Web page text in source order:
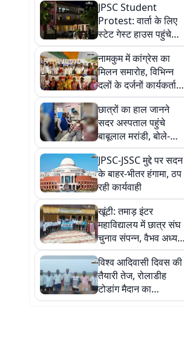
JPSC Student
Protest: वार्ता के लिए
स्टेट गेस्ट हाउस पहुंचे
छात्र, सरकार के साथ
बातचीत शुरू
नामकुम में कांग्रेस का
मिलन समारोह, विभिन्न
दलों के दर्जनों कार्यकर्ता
पार्टी में शामिल
छात्रों का हाल जानने
सदर अस्पताल पहुंचे
बाबूलाल मरांडी, बोले-
अभी जान नहीं देना, लंबी
लड़ाई लड़नी है
JPSC-JSSC मुद्दे पर सदन
के बाहर-भीतर हंगामा, ठप
रही कार्यवाही
खूंटी: तमाड़ इंटर
महाविद्यालय में छात्र संघ
चुनाव संपन्न, वैभव अध्यक्ष
और सुदेशना सचिव
निर्वाचित
विश्व आदिवासी दिवस की
तैयारी तेज, रोलाडीह
टोडांग मैदान का
पदाधिकारियों ने किया